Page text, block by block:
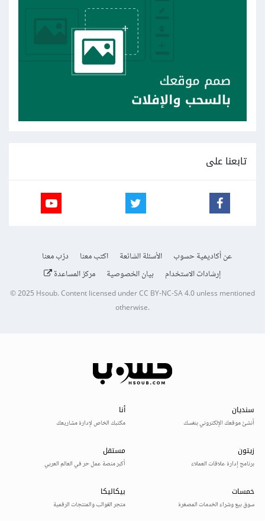
تابعنا على
عن أكاديمية حسوب الأسئلة الشائعة اكتب معنا
درّب معنا
إرشادات الاستخدام
بيان الخصوصية مركز المساعدة
© 2025Hsoub.Content licensed underCC BY-NC-SA 4.0unless mentioned
otherwise.